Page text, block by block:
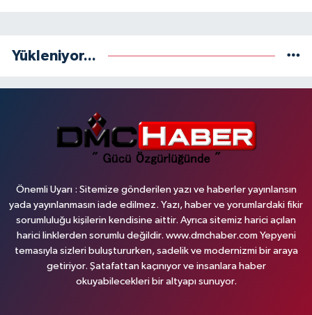
Yükleniyor...
Önemli Uyarı : Sitemize gönderilen yazı ve haberler yayınlansın
yada yayınlanmasın iade edilmez. Yazı, haber ve yorumlardaki fikir
sorumluluğu kişilerin kendisine aittir. Ayrıca sitemiz harici açılan
harici linklerden sorumlu değildir. www.dmchaber.com Yepyeni
temasıyla sizleri buluştururken, sadelik ve modernizmi bir araya
getiriyor. Şatafattan kaçınıyor ve insanlara haber
okuyabilecekleri bir altyapı sunuyor.